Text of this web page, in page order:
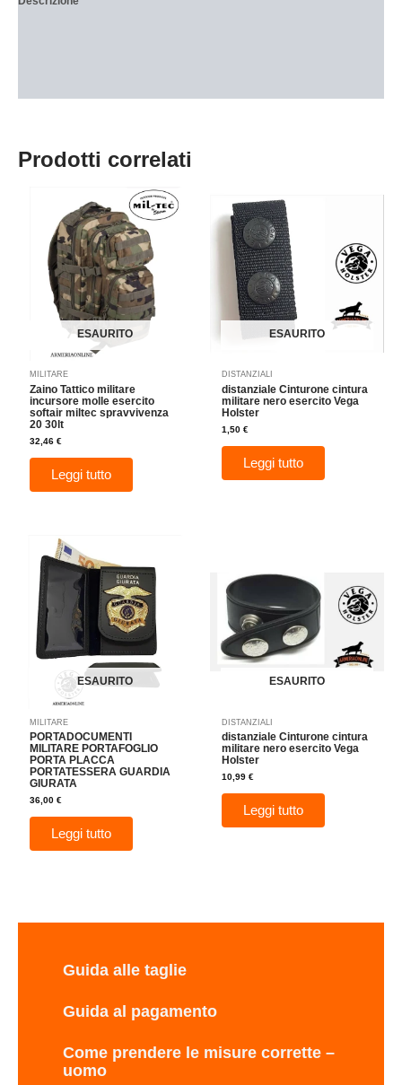
Prodotti correlati
ESAURITO
MILITARE
Zaino Tattico militare
incursore molle esercito
softair miltec spravvivenza
20 30lt
32,46€
Leggi tutto
ESAURITO
DISTANZIALI
distanziale Cinturone cintura
militare nero esercito Vega
Holster
1,50€
Leggi tutto
ESAURITO
MILITARE
PORTADOCUMENTI
MILITARE PORTAFOGLIO
PORTA PLACCA
PORTATESSERA GUARDIA
GIURATA
36,00€
Leggi tutto
ESAURITO
DISTANZIALI
distanziale Cinturone cintura
militare nero esercito Vega
Holster
10,99€
Leggi tutto
Guida alle taglie
Guida al pagamento
Come prendere le misure corrette –
uomo